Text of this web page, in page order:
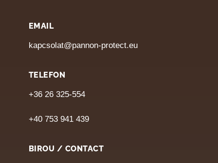
EMAIL
kapcsolat@pannon-protect.eu
TELEFON
+36 26 325-554
+40 753 941 439
BIROU / CONTACT